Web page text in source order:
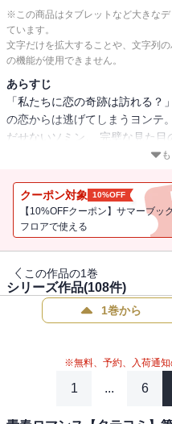
※この商品はタブレットなど大きな
ています。
文字だけを拡大することや、文字列
の機能が使用できません。
あらすじ
「私たちに恋の奇跡は訪れる
の恋からは逃げてしまうヨンテ
だせないソミン。 完璧な見た目
リ。 そんなヘリの心の扉を開
く、そしてリアルに描く青春物語
クーポン対象 10%OFF
【10%OFFクーポン】サマーブッ
フロアで使える
この作品の1巻
シリーズ作品(108件)
1巻から
※無料、予約、入荷通知
1 ... 6